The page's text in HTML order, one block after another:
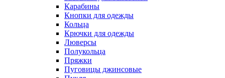
Карабины
Кнопки для одежды
Кольца
Крючки для одежды
Люверсы
Полукольца
Пряжки
Пуговицы джинсовые